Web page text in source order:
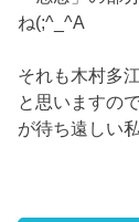
ね(;^_^A
それも木村多
と思いますの
が待ち遠しい